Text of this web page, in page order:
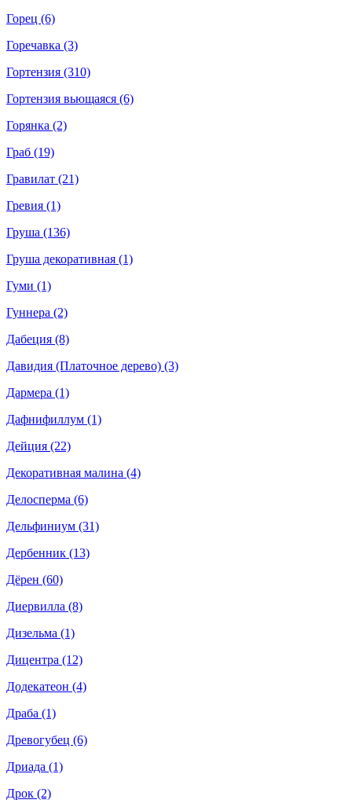
Горец (6)
Горечавка (3)
Гортензия (310)
Гортензия вьющаяся (6)
Горянка (2)
Граб (19)
Гравилат (21)
Гревия (1)
Груша (136)
Груша декоративная (1)
Гуми (1)
Гуннера (2)
Дабеция (8)
Давидия (Платочное дерево) (3)
Дармера (1)
Дафнифиллум (1)
Дейция (22)
Декоративная малина (4)
Делосперма (6)
Дельфиниум (31)
Дербенник (13)
Дёрен (60)
Диервилла (8)
Дизельма (1)
Дицентра (12)
Додекатеон (4)
Драба (1)
Древогубец (6)
Дриада (1)
Дрок (2)